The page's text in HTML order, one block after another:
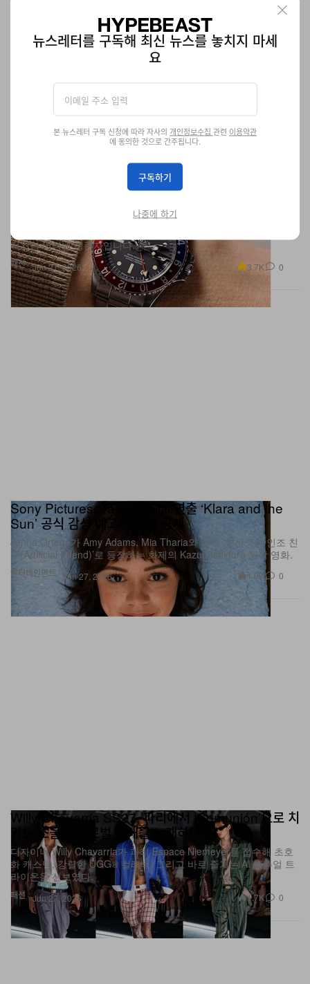
패션
전투기 추락도 이겨낸 빈티지 롤렉스 ‘펩시’의 믿기 힘든
는 이 놀라운 빈티지 시계는, 1978년 F-105 전투기 추락 사고를 기
Jun 27, 2026
엔터테인먼트
Sun’ 공식 감성 예고편 전격 공개
Jenna Ortega가 Amy Adams, Mia Tharia와 함께 ‘헌신적인 인조 친
구(Artificial Friend)’로 등장하는 화제의 Kazuo Ishiguro 원작 영화.
Jun 27, 2026 1.9K 0
패션
카노 소울과 글로벌 연대를 노래하다
디자이너 Willy Chavarria가 파리 Espace Niemeyer를 접수해 초호
화 캐스팅, 강렬한 UGG® 컬래버, 그리고 바로 즐기는 AI 버추얼 트
라이온을 선보였다.
Jun 27, 2026 1.7K
뉴스레터를 구독해 최신 뉴스를 놓치지 마세
요
본 뉴스레터 구독 신청에 따라 자사의 개인정보수집 관련 이용약관
에 동의한 것으로 간주됩니다.
구독하기
나중에 하기